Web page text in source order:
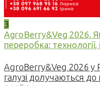
3
AgroBerry&Veg 2026.
переробка: технології,
AgroBerry&Veg 2026 у
галузі долучаються до